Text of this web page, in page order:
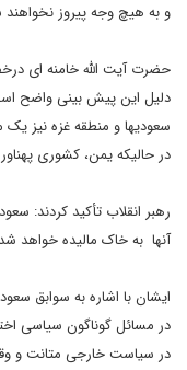
و به هیچ وجه پیروز
حضرت آیت الله خامنه ای
دلیل این پیش بینی واضح
سعودیها و منطقه غزه نیز یک
در حالیکه یمن، کشوری
رهبر انقلاب تأکید کردند:
آنها به خاک مالیده خواهد
ایشان با اشاره به سوابق
در مسائل گوناگون سیاسی
در سیاست خارجی متانت و